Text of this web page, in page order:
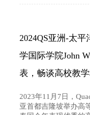
2024QS亚洲-太
学国际学院John
表，畅谈高校教
2023年11月7日，
亚首都吉隆坡举办高